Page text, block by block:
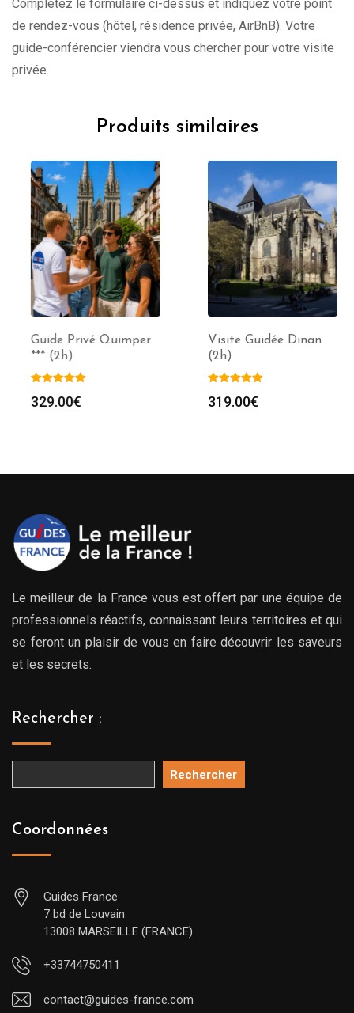
Complétez le formulaire ci-dessus et indiquez votre point
de rendez-vous (hôtel, résidence privée, AirBnB). Votre
guide-conférencier viendra vous chercher pour votre visite
privée.
Produits similaires
Guide Privé Quimper
*** (2h)
329.00€
Visite Guidée Dinan
(2h)
319.00€
Le meilleur de la France vous est offert par une équipe de
professionnels réactifs, connaissant leurs territoires et qui
se feront un plaisir de vous en faire découvrir les saveurs
et les secrets.
Rechercher :
Rechercher
Coordonnées
Guides France
7 bd de Louvain
13008 MARSEILLE (FRANCE)
+33744750411
contact@guides-france.com